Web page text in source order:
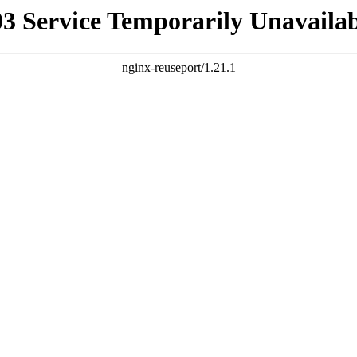
Service Temporarily
nginx-reuseport/1.21.1